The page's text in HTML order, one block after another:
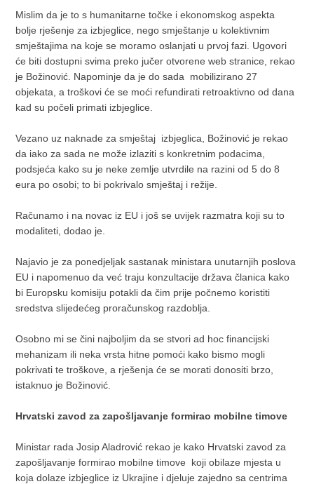
Mislim da je to s humanitarne točke i ekonomskog aspekta
bolje rješenje za izbjeglice, nego smještanje u kolektivnim
smještajima na koje se moramo oslanjati u prvoj fazi. Ugovori
će biti dostupni svima preko jučer otvorene web stranice, rekao
je Božinović. Napominje da je do sada mobilizirano 27
objekata, a troškovi će se moći refundirati retroaktivno od dana
kad su počeli primati izbjeglice.
Vezano uz naknade za smještaj izbjeglica, Božinović je rekao
da iako za sada ne može izlaziti s konkretnim podacima,
podsjeća kako su je neke zemlje utvrdile na razini od 5 do 8
eura po osobi; to bi pokrivalo smještaj i režije.
Računamo i na novac iz EU i još se uvijek razmatra koji su to
modaliteti, dodao je.
Najavio je za ponedjeljak sastanak ministara unutarnjih poslova
EU i napomenuo da već traju konzultacije država članica kako
bi Europsku komisiju potakli da čim prije počnemo koristiti
sredstva slijedećeg proračunskog razdoblja.
Osobno mi se čini najboljim da se stvori ad hoc financijski
mehanizam ili neka vrsta hitne pomoći kako bismo mogli
pokrivati te troškove, a rješenja će se morati donositi brzo,
istaknuo je Božinović.
Hrvatski zavod za zapošljavanje formirao mobilne timove
Ministar rada Josip Aladrović rekao je kako Hrvatski zavod za
zapošljavanje formirao mobilne timove koji obilaze mjesta u
koja dolaze izbjeglice iz Ukrajine i djeluje zajedno sa centrima